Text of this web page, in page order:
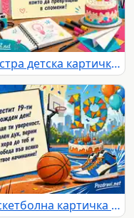
Пъстра детска картичка за 17-ти рожден ден с торта, балони и творчески мотиви
Баскетболна картичка за 19-ти рожден ден с торта и кецове